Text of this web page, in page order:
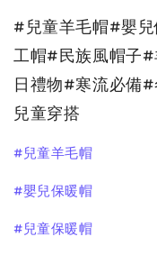
#兒童羊毛帽#嬰
工帽#民族風帽子
日禮物#寒流必備
兒童穿搭
#兒童羊毛帽
#嬰兒保暖帽
#兒童保暖帽